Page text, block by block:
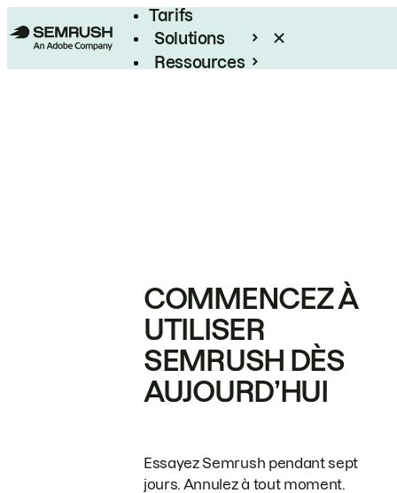
Tarifs
Solutions
Ressources
COMMENCEZ À
UTILISER
SEMRUSH DÈS
AUJOURD’HUI
Essayez Semrush pendant sept
jours. Annulez à tout moment.